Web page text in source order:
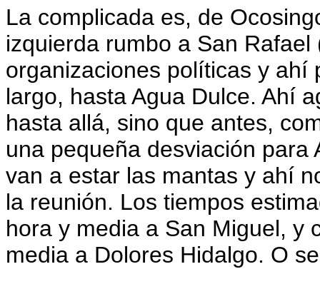
La complicada es, de
izquierda rumbo a San
organizaciones políticas y ahí
largo, hasta Agua Dulce. Ahí
hasta allá, sino que antes,
una pequeña desviación
van a estar las mantas y ahí
la reunión. Los tiempos
hora y media a San Miguel, y
media a Dolores Hidalgo. O